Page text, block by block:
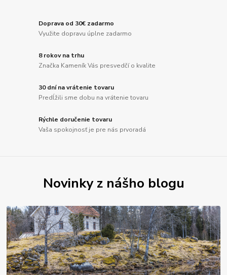
Doprava od 30€ zadarmo
Využite dopravu úplne zadarmo
8 rokov na trhu
Značka Kameník Vás presvedčí o kvalite
30 dní na vrátenie tovaru
Predĺžili sme dobu na vrátenie tovaru
Rýchle doručenie tovaru
Vaša spokojnosť je pre nás prvoradá
Novinky z nášho blogu